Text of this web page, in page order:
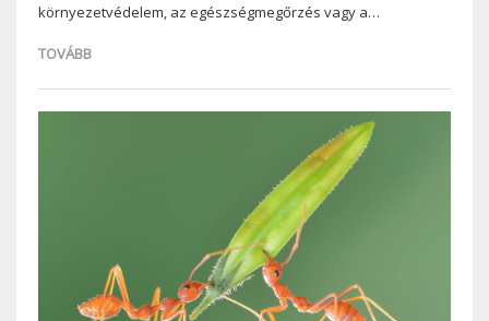
környezetvédelem, az egészségmegőrzés vagy a…
TOVÁBB